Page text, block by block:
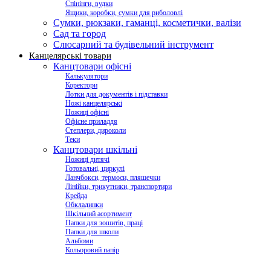
Спінінги, вудки
Ящики, коробки, сумки для риболовлі
Сумки, рюкзаки, гаманці, косметички, валізи
Сад та город
Слюсарний та будівельний інструмент
Канцелярські товари
Канцтовари офісні
Калькулятори
Коректори
Лотки для документів і підставки
Ножі канцелярські
Ножиці офісні
Офісне приладдя
Степлери, дироколи
Теки
Канцтовари шкільні
Ножиці дитячі
Готовальні, циркулі
Ланчбокси, термоси, пляшечки
Лінійки, трикутники, транспортири
Крейда
Обкладинки
Шкільний асортимент
Папки для зошитів, праці
Папки для школи
Альбоми
Кольоровий папір